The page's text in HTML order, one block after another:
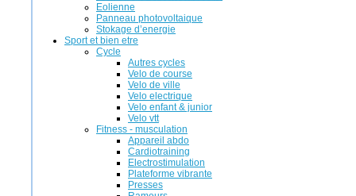
Eolienne
Panneau photovoltaique
Stokage d’energie
Sport et bien etre
Cycle
Autres cycles
Velo de course
Velo de ville
Velo electrique
Velo enfant & junior
Velo vtt
Fitness - musculation
Appareil abdo
Cardiotraining
Electrostimulation
Plateforme vibrante
Presses